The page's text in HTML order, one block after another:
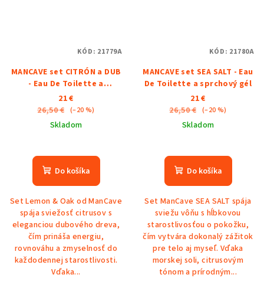
MANCAVE set CITRÓN a DUB
- Eau De Toilette a
sprchový gél
21 €
26,50 € (–20 %)
Skladom
hodnotenie
produktu
z
5
hviezdičiek.
Do košíka
Set Lemon & Oak od ManCave
spája sviežosť citrusov s
eleganciou dubového dreva,
čím prináša energiu,
rovnováhu a zmyselnosť do
každodennej starostlivosti.
Vďaka...
KÓD: 21779A
MANCAVE set SEA SALT - Eau
De Toilette a sprchový gél
21 €
26,50 € (–20 %)
Skladom
hodnotenie
produktu
z
5
hviezdičiek.
Do košíka
Set ManCave SEA SALT spája
sviežu vôňu s hĺbkovou
starostlivosťou o pokožku,
čím vytvára dokonalý zážitok
pre telo aj myseľ. Vďaka
morskej soli, citrusovým
tónom a prírodným...
KÓD: 21780A